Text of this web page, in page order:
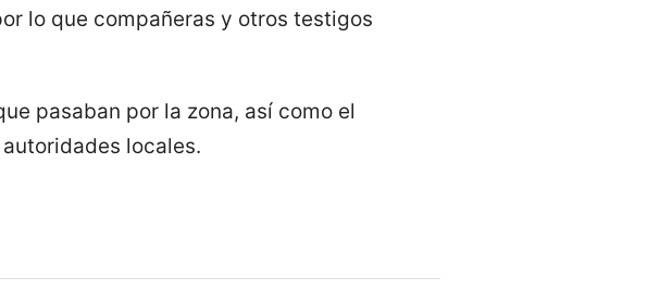
lo que compañeras y otros testigos
pasaban por la zona, así como el
locales.